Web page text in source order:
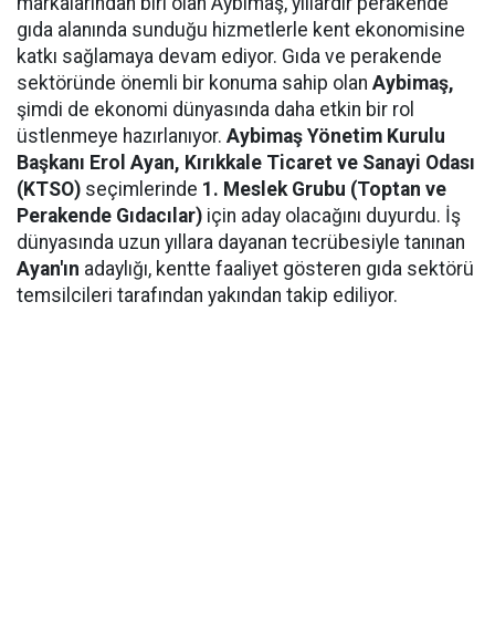
gıda alanında sunduğu hizmetlerle kent ekonomisine
katkı sağlamaya devam ediyor. Gıda ve perakende
sektöründe önemli bir konuma sahip olan Aybimaş,
şimdi de ekonomi dünyasında daha etkin bir rol
üstlenmeye hazırlanıyor. Aybimaş Yönetim Kurulu
Başkanı Erol Ayan, Kırıkkale Ticaret ve Sanayi Odası
(KTSO) seçimlerinde 1. Meslek Grubu (Toptan ve
Perakende Gıdacılar) için aday olacağını duyurdu. İş
dünyasında uzun yıllara dayanan tecrübesiyle tanınan
Ayan'ın adaylığı, kentte faaliyet gösteren gıda sektörü
temsilcileri tarafından yakından takip ediliyor.